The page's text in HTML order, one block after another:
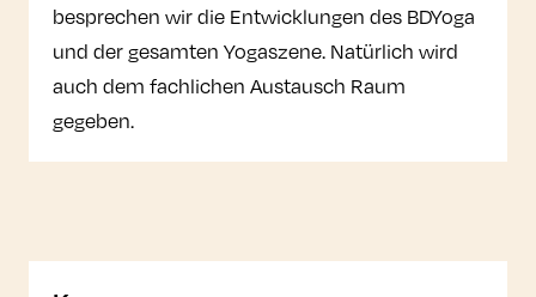
besprechen wir die Entwicklungen des BDYoga
und der gesamten Yogaszene. Natürlich wird
auch dem fachlichen Austausch Raum
gegeben.